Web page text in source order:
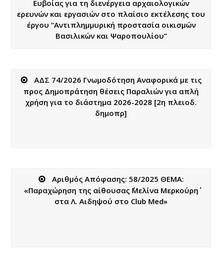
Ευβοίας για τη διενέργεια αρχαιολογικών
ερευνών και εργασιών στο πλαίσιο εκτέλεσης του
έργου “Αντιπλημμυρική προστασία οικισμών
Βασιλικών και Ψαροπουλίου”
ΑΔΣ 74/2026 Γνωμοδότηση Αναφορικά με τις
προς Δημοπράτηση θέσεις Παραλιών για απλή
χρήση για το διάστημα 2026-2028 [2η πλειοδ.
δημοπρ]
Αριθμός Απόφασης: 58/2025 ΘΕΜΑ:
«Παραχώρηση της αίθουσας ΄΄Μελίνα Μερκούρη΄΄
στα Λ. Αιδηψού στο Club Med»